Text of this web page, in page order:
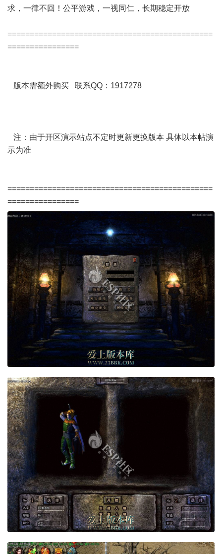
求，一律不回！公平游戏，一视同仁，长期稳定开放
==============================================
================
版本需额外购买 联系QQ：1917278
注：由于开区演示站点不定时更新更换版本 具体以本帖演
示为准
==============================================
================